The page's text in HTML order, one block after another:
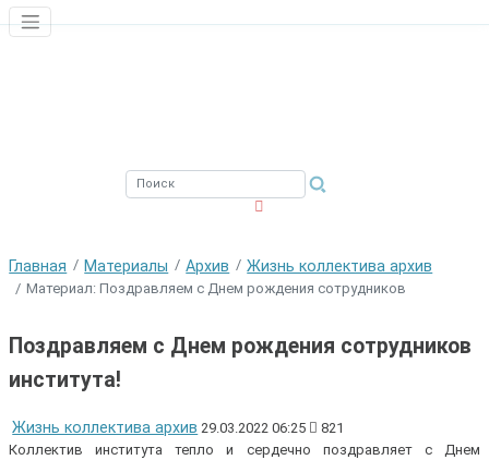
Главная Материалы Архив Жизнь коллектива архив
Материал: Поздравляем с Днем рождения сотрудников
Поздравляем с Днем рождения сотрудников
института!
Жизнь коллектива архив 29.03.2022 06:25
821
Коллектив института тепло и сердечно поздравляет с Днем